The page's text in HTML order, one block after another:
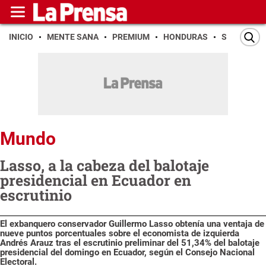
INICIO MENTE SANA PREMIUM HONDURAS SAN PEDRO
Mundo
Lasso, a la cabeza del balotaje
presidencial en Ecuador en
escrutinio
El exbanquero conservador Guillermo Lasso obtenía una ventaja de
nueve puntos porcentuales sobre el economista de izquierda
Andrés Arauz tras el escrutinio preliminar del 51,34% del balotaje
presidencial del domingo en Ecuador, según el Consejo Nacional
Electoral.